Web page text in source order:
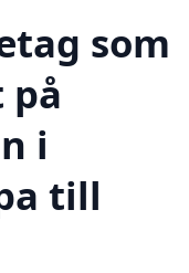
som
på
i
till